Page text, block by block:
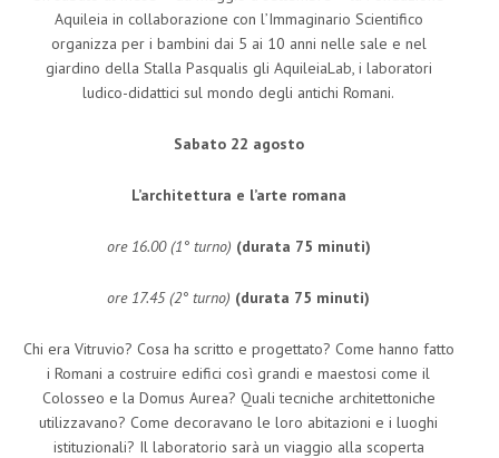
Aquileia in collaborazione con l’Immaginario Scientifico
organizza per i bambini dai 5 ai 10 anni nelle sale e nel
giardino della Stalla Pasqualis gli AquileiaLab, i laboratori
ludico-didattici sul mondo degli antichi Romani.
Sabato 22 agosto
L’architettura e l’arte romana
ore 16.00 (1° turno) (durata 75 minuti)
ore 17.45 (2° turno) (durata 75 minuti)
Chi era Vitruvio? Cosa ha scritto e progettato? Come hanno fatto
i Romani a costruire edifici così grandi e maestosi come il
Colosseo e la Domus Aurea? Quali tecniche architettoniche
utilizzavano? Come decoravano le loro abitazioni e i luoghi
istituzionali? Il laboratorio sarà un viaggio alla scoperta